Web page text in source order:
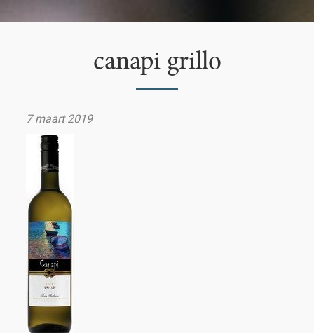
canapi grillo
7 maart 2019